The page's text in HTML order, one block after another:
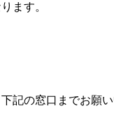
ます。
記の窓口までお願い